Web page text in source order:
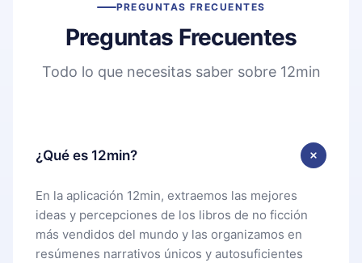
PREGUNTAS FRECUENTES
Preguntas Frecuentes
Todo lo que necesitas saber sobre 12min
¿Qué es 12min?
En la aplicación 12min, extraemos las mejores
ideas y percepciones de los libros de no ficción
más vendidos del mundo y las organizamos en
resúmenes narrativos únicos y autosuficientes